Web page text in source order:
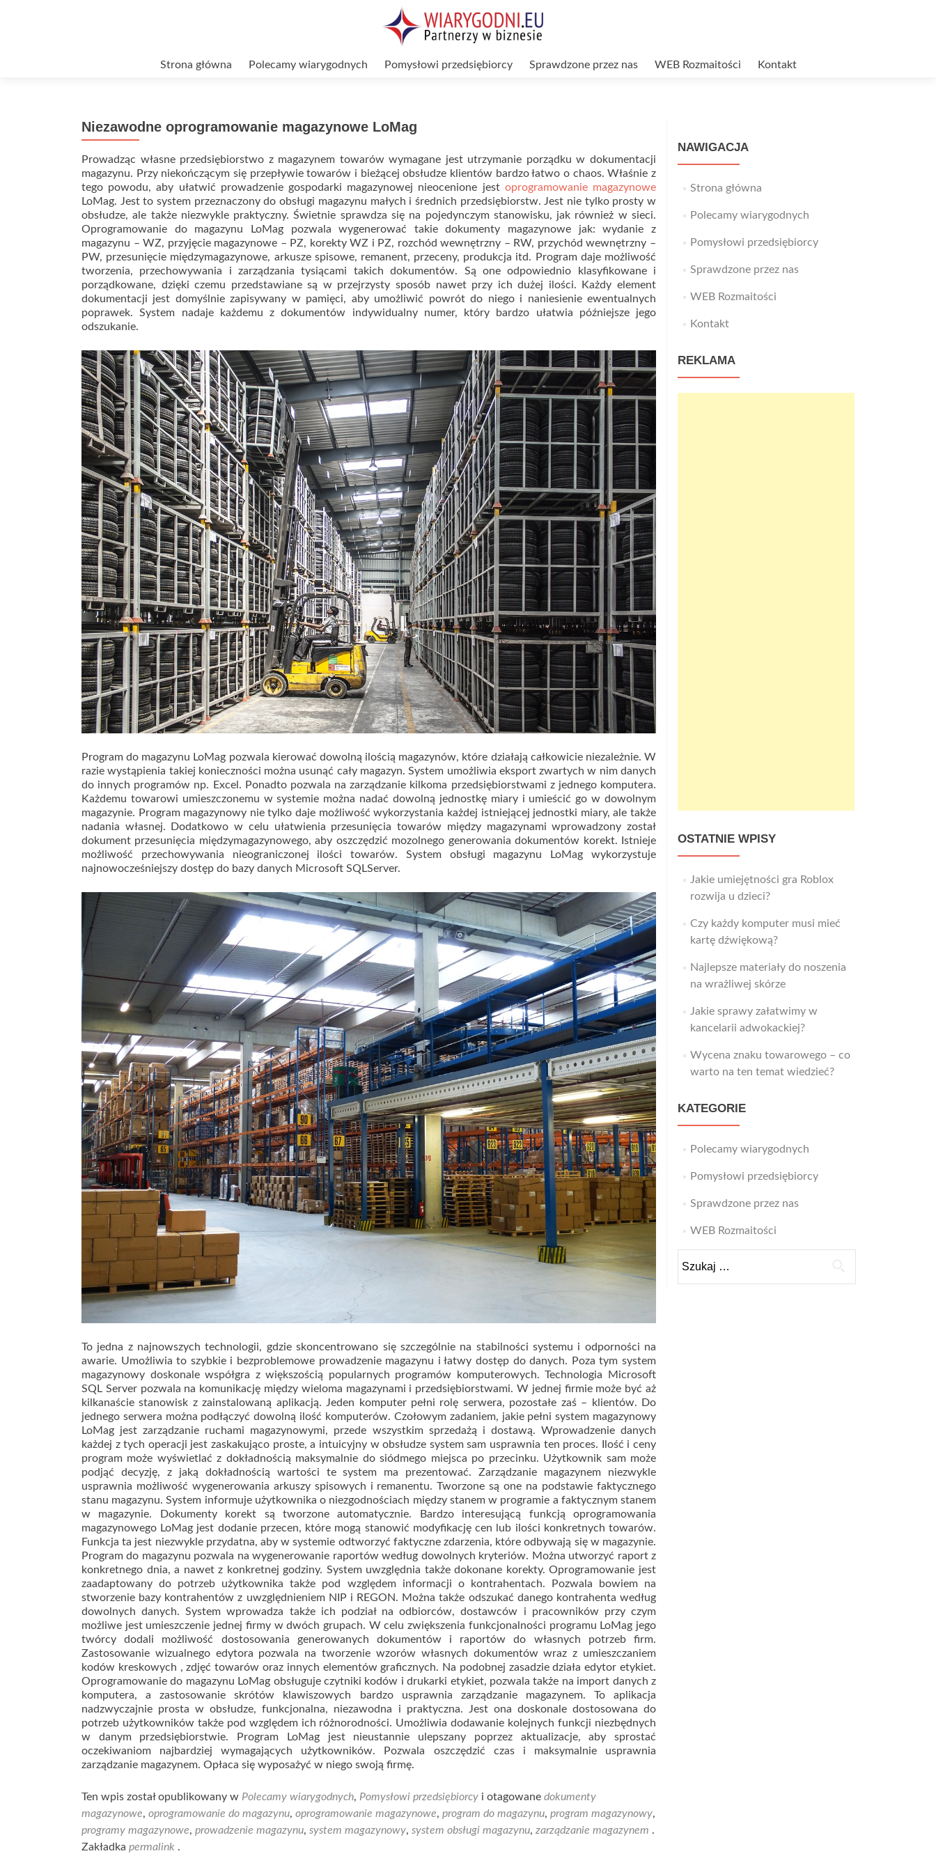
Strona główna Polecamy wiarygodnych Pomysłowi przedsiębiorcy Sprawdzone przez nas WEB Rozmaitości Kontakt
Niezawodne oprogramowanie magazynowe LoMag
Prowadząc własne przedsiębiorstwo z magazynem towarów wymagane jest utrzymanie porządku w dokumentacji
magazynu. Przy niekończącym się przepływie towarów i bieżącej obsłudze klientów bardzo łatwo o chaos. Właśnie z
tego powodu, aby ułatwić prowadzenie gospodarki magazynowej nieocenione jest oprogramowanie magazynowe
LoMag. Jest to system przeznaczony do obsługi magazynu małych i średnich przedsiębiorstw. Jest nie tylko prosty w
obsłudze, ale także niezwykle praktyczny. Świetnie sprawdza się na pojedynczym stanowisku, jak również w sieci.
Oprogramowanie do magazynu LoMag pozwala wygenerować takie dokumenty magazynowe jak: wydanie z
magazynu – WZ, przyjęcie magazynowe – PZ, korekty WZ i PZ, rozchód wewnętrzny – RW, przychód wewnętrzny –
PW, przesunięcie międzymagazynowe, arkusze spisowe, remanent, przeceny, produkcja itd. Program daje możliwość
tworzenia, przechowywania i zarządzania tysiącami takich dokumentów. Są one odpowiednio klasyfikowane i
porządkowane, dzięki czemu przedstawiane są w przejrzysty sposób nawet przy ich dużej ilości. Każdy element
dokumentacji jest domyślnie zapisywany w pamięci, aby umożliwić powrót do niego i naniesienie ewentualnych
poprawek. System nadaje każdemu z dokumentów indywidualny numer, który bardzo ułatwia późniejsze jego
odszukanie.
Program do magazynu LoMag pozwala kierować dowolną ilością magazynów, które działają całkowicie niezależnie. W
razie wystąpienia takiej konieczności można usunąć cały magazyn. System umożliwia eksport zwartych w nim danych
do innych programów np. Excel. Ponadto pozwala na zarządzanie kilkoma przedsiębiorstwami z jednego komputera.
Każdemu towarowi umieszczonemu w systemie można nadać dowolną jednostkę miary i umieścić go w dowolnym
magazynie. Program magazynowy nie tylko daje możliwość wykorzystania każdej istniejącej jednostki miary, ale także
nadania własnej. Dodatkowo w celu ułatwienia przesunięcia towarów między magazynami wprowadzony został
dokument przesunięcia międzymagazynowego, aby oszczędzić mozolnego generowania dokumentów korekt. Istnieje
możliwość przechowywania nieograniczonej ilości towarów. System obsługi magazynu LoMag wykorzystuje
najnowocześniejszy dostęp do bazy danych Microsoft SQLServer.
To jedna z najnowszych technologii, gdzie skoncentrowano się szczególnie na stabilności systemu i odporności na
awarie. Umożliwia to szybkie i bezproblemowe prowadzenie magazynu i łatwy dostęp do danych. Poza tym system
magazynowy doskonale współgra z większością popularnych programów komputerowych. Technologia Microsoft
SQL Server pozwala na komunikację między wieloma magazynami i przedsiębiorstwami. W jednej firmie może być aż
kilkanaście stanowisk z zainstalowaną aplikacją. Jeden komputer pełni rolę serwera, pozostałe zaś – klientów. Do
jednego serwera można podłączyć dowolną ilość komputerów. Czołowym zadaniem, jakie pełni system magazynowy
LoMag jest zarządzanie ruchami magazynowymi, przede wszystkim sprzedażą i dostawą. Wprowadzenie danych
każdej z tych operacji jest zaskakująco proste, a intuicyjny w obsłudze system sam usprawnia ten proces. Ilość i ceny
program może wyświetlać z dokładnością maksymalnie do siódmego miejsca po przecinku. Użytkownik sam może
podjąć decyzję, z jaką dokładnością wartości te system ma prezentować. Zarządzanie magazynem niezwykle
usprawnia możliwość wygenerowania arkuszy spisowych i remanentu. Tworzone są one na podstawie faktycznego
stanu magazynu. System informuje użytkownika o niezgodnościach między stanem w programie a faktycznym stanem
w magazynie. Dokumenty korekt są tworzone automatycznie. Bardzo interesującą funkcją oprogramowania
magazynowego LoMag jest dodanie przecen, które mogą stanowić modyfikację cen lub ilości konkretnych towarów.
Funkcja ta jest niezwykle przydatna, aby w systemie odtworzyć faktyczne zdarzenia, które odbywają się w magazynie.
Program do magazynu pozwala na wygenerowanie raportów według dowolnych kryteriów. Można utworzyć raport z
konkretnego dnia, a nawet z konkretnej godziny. System uwzględnia także dokonane korekty. Oprogramowanie jest
zaadaptowany do potrzeb użytkownika także pod względem informacji o kontrahentach. Pozwala bowiem na
stworzenie bazy kontrahentów z uwzględnieniem NIP i REGON. Można także odszukać danego kontrahenta według
dowolnych danych. System wprowadza także ich podział na odbiorców, dostawców i pracowników przy czym
możliwe jest umieszczenie jednej firmy w dwóch grupach. W celu zwiększenia funkcjonalności programu LoMag jego
twórcy dodali możliwość dostosowania generowanych dokumentów i raportów do własnych potrzeb firm.
Zastosowanie wizualnego edytora pozwala na tworzenie wzorów własnych dokumentów wraz z umieszczaniem
kodów kreskowych , zdjęć towarów oraz innych elementów graficznych. Na podobnej zasadzie działa edytor etykiet.
Oprogramowanie do magazynu LoMag obsługuje czytniki kodów i drukarki etykiet, pozwala także na import danych z
komputera, a zastosowanie skrótów klawiszowych bardzo usprawnia zarządzanie magazynem. To aplikacja
nadzwyczajnie prosta w obsłudze, funkcjonalna, niezawodna i praktyczna. Jest ona doskonale dostosowana do
potrzeb użytkowników także pod względem ich różnorodności. Umożliwia dodawanie kolejnych funkcji niezbędnych
w danym przedsiębiorstwie. Program LoMag jest nieustannie ulepszany poprzez aktualizacje, aby sprostać
oczekiwaniom najbardziej wymagających użytkowników. Pozwala oszczędzić czas i maksymalnie usprawnia
zarządzanie magazynem. Opłaca się wyposażyć w niego swoją firmę.
Ten wpis został opublikowany w Polecamy wiarygodnych, Pomysłowi przedsiębiorcy i otagowane dokumenty
magazynowe, oprogramowanie do magazynu, oprogramowanie magazynowe, program do magazynu, program magazynowy,
programy magazynowe, prowadzenie magazynu, system magazynowy, system obsługi magazynu, zarządzanie magazynem .
Zakładka permalink .
NAWIGACJA
Strona główna
Polecamy wiarygodnych
Pomysłowi przedsiębiorcy
Sprawdzone przez nas
WEB Rozmaitości
Kontakt
REKLAMA
OSTATNIE WPISY
Jakie umiejętności gra Roblox
rozwija u dzieci?
Czy każdy komputer musi mieć
kartę dźwiękową?
Najlepsze materiały do noszenia
na wrażliwej skórze
Jakie sprawy załatwimy w
kancelarii adwokackiej?
Wycena znaku towarowego – co
warto na ten temat wiedzieć?
KATEGORIE
Polecamy wiarygodnych
Pomysłowi przedsiębiorcy
Sprawdzone przez nas
WEB Rozmaitości